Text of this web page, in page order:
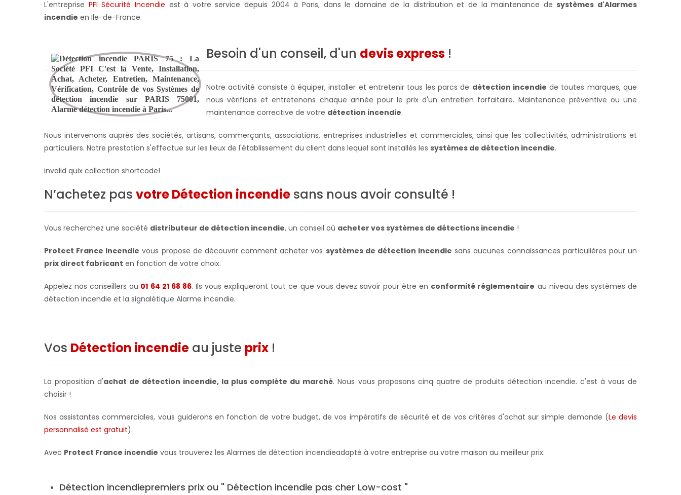
L'entreprise PFI Sécurité Incendie est à votre service depuis 2004 à Paris, dans le domaine de la distribution et de la maintenance desystèmes d'Alarmes
incendie en Ile-de-France.
Besoin d'un conseil, d'un devis express !
Notre activité consiste à équiper, installer et entretenir tous les parcs de détection incendie de toutes marques, que
nous vérifions et entretenons chaque année pour le prix d'un entretien forfaitaire. Maintenance préventive ou une
maintenance corrective de votre détection incendie.
Nous intervenons auprès des sociétés, artisans, commerçants, associations, entreprises industrielles et commerciales, ainsi que les collectivités, administrations et
particuliers. Notre prestation s'effectue sur les lieux de l'établissement du client dans lequel sont installés les systèmes de détection incendie.
invalid quix collection shortcode!
N’achetez pas votre Détection incendie sans nous avoir consulté !
Vous recherchez une société distributeur de détection incendie, un conseil où acheter vos systèmes de détections incendie !
Protect France Incendie vous propose de découvrir comment acheter vos systèmes de détection incendie sans aucunes connaissances particulières pour un
prix direct fabricant en fonction de votre choix.
Appelez nos conseillers au 01 64 21 68 86. Ils vous expliqueront tout ce que vous devez savoir pour être en conformité réglementaire au niveau des systèmes de
détection incendie et la signalétique Alarme incendie.
Vos Détection incendie au juste prix !
La proposition d'achat de détection incendie, la plus complète du marché. Nous vous proposons cinq quatre de produits détection incendie. c'est à vous de
choisir !
Nos assistantes commerciales, vous guiderons en fonction de votre budget, de vos impératifs de sécurité et de vos critères d'achat sur simple demande (Le devis
personnalisé est gratuit).
Avec Protect France incendie vous trouverez les Alarmes de détection incendieadapté à votre entreprise ou votre maison au meilleur prix.
Détection incendiepremiers prix ou " Détection incendie pas cher Low-cost "